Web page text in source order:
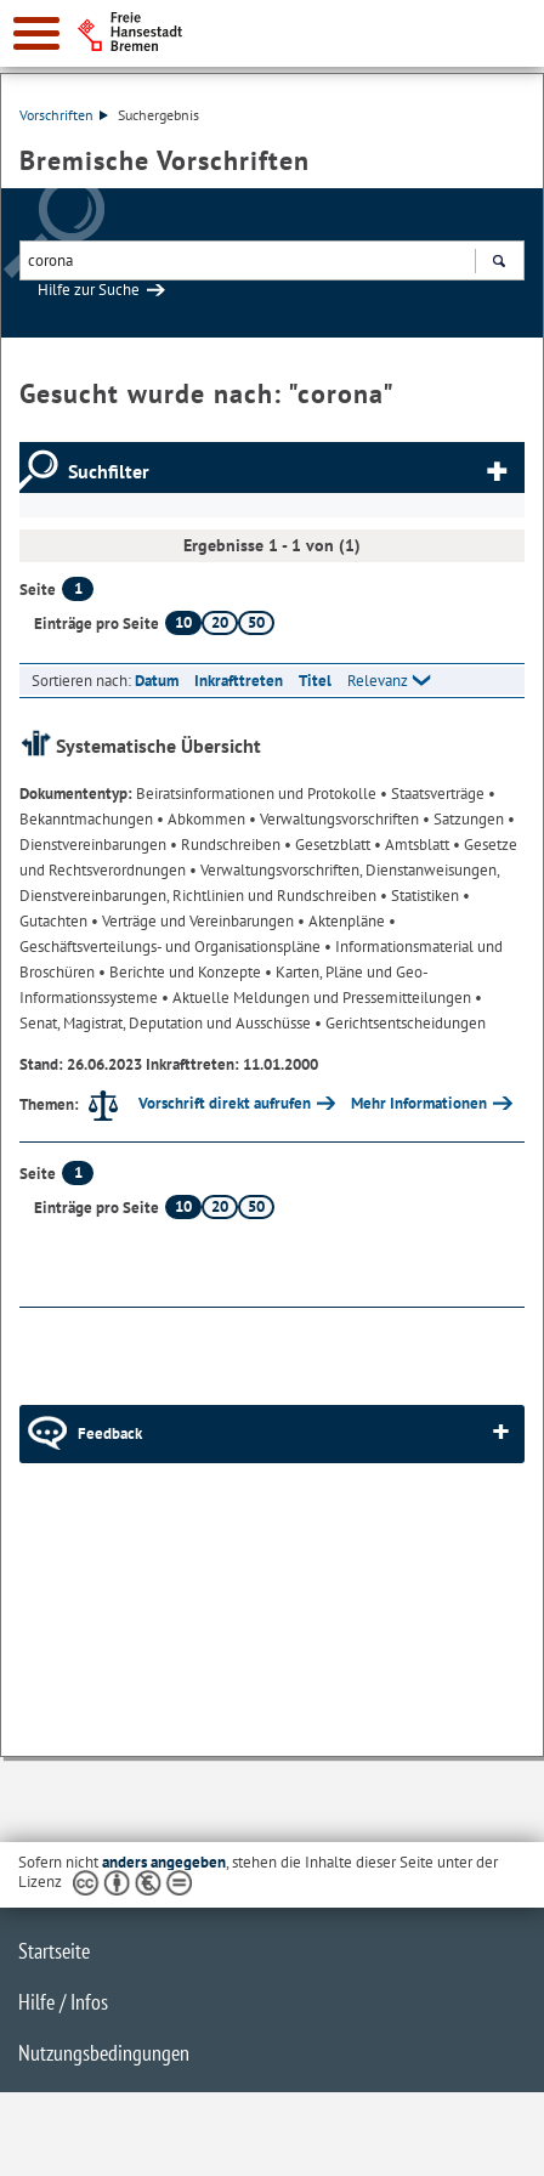
Vorschriften Suchergebnis
Bremische Vorschriften
Hilfe zur Suche
Gesucht wurde nach: "corona"
Suchfilter
Ergebnisse 1 - 1 von (1)
Seite
1
Einträge pro Seite
10 20 50
Sortieren nach:Datum Inkrafttreten Titel Relevanz
Systematische Übersicht
Dokumententyp: Beiratsinformationen und Protokolle • Staatsverträge •
Bekanntmachungen • Abkommen • Verwaltungsvorschriften • Satzungen •
Dienstvereinbarungen • Rundschreiben • Gesetzblatt• Amtsblatt• Gesetze
und Rechtsverordnungen • Verwaltungsvorschriften, Dienstanweisungen,
Dienstvereinbarungen, Richtlinien und Rundschreiben • Statistiken •
Gutachten • Verträge und Vereinbarungen • Aktenpläne •
Geschäftsverteilungs- und Organisationspläne • Informationsmaterial und
Broschüren • Berichte und Konzepte • Karten, Pläne und Geo-
Informationssysteme • Aktuelle Meldungen und Pressemitteilungen •
Senat, Magistrat, Deputation und Ausschüsse • Gerichtsentscheidungen
Stand: 26.06.2023 Inkrafttreten: 11.01.2000
Themen:
Vorschrift direkt aufrufen Mehr Informationen
Seite
1
Einträge pro Seite
10 20 50
Feedback
Sofern nichtanders angegeben, stehen die Inhalte dieser Seite unter der
Lizenz
Startseite
Hilfe / Infos
Nutzungsbedingungen